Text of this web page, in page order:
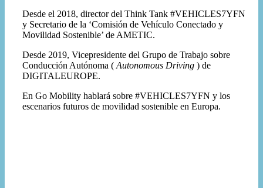
Desde el 2018, director del Think Tank #VEHICLES7YFN
y Secretario de la ‘Comisión de Vehículo Conectado y
Movilidad Sostenible’ de AMETIC.
Desde 2019, Vicepresidente del Grupo de Trabajo sobre
Conducción Autónoma ( Autonomous Driving ) de
DIGITALEUROPE.
En Go Mobility hablará sobre #VEHICLES7YFN y los
escenarios futuros de movilidad sostenible en Europa.